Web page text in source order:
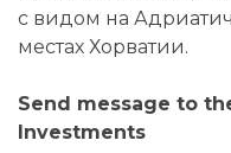
с видом на
местах Хорватии.
Send message to
Investments